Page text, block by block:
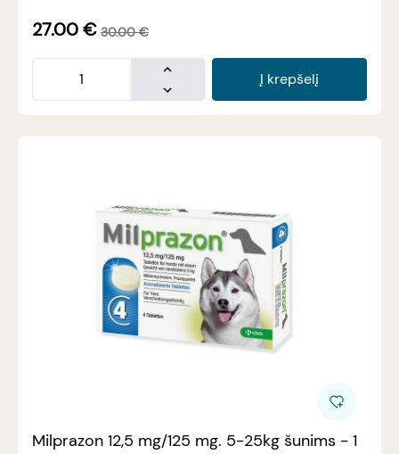
27.00€ 30.00 €
Į krepšelį
Milprazon 12,5 mg/125 mg. 5-25kg šunims - 1